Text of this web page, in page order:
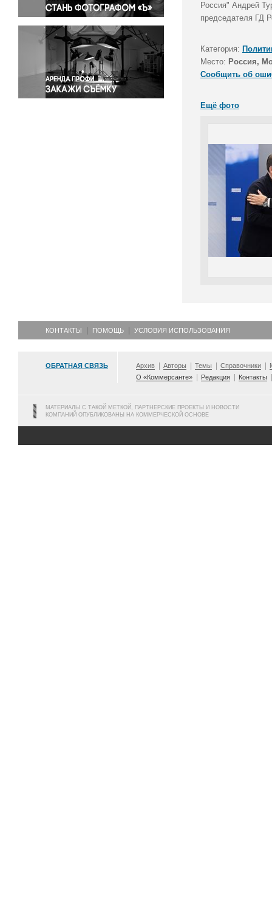
Религия
Светская жизнь
Спорт
Экология
Экономика и бизнес
Россия" Андрей
председателя ГД
Категория:
Место: Россия,
Сообщить об
Ещё фото
КОНТАКТЫ ПОМОЩЬ УСЛОВИЯ ИСПОЛЬЗОВАНИЯ
ОБРАТНАЯ СВЯЗЬ Архив Авторы Темы Справочники
О «Коммерсанте»
Редакция Контакты
МАТЕРИАЛЫ С ТАКОЙ МЕТКОЙ, ПАРТНЕРСКИЕ ПРОЕКТЫ И НОВОСТИ
КОМПАНИЙ ОПУБЛИКОВАНЫ НА КОММЕРЧЕСКОЙ ОСНОВЕ